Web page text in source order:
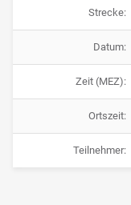
Strecke:
Datum:
Zeit (MEZ):
Ortszeit:
Teilnehmer: